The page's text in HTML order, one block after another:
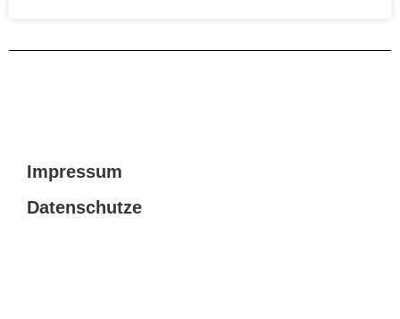
Impressum
Datenschutzerklärung